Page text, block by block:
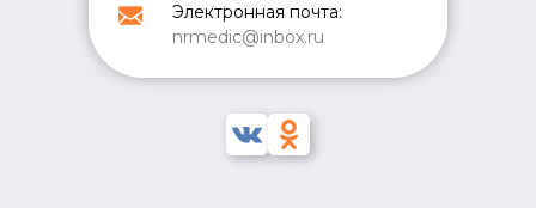
Электронная почта:
nrmedic@inbox.ru